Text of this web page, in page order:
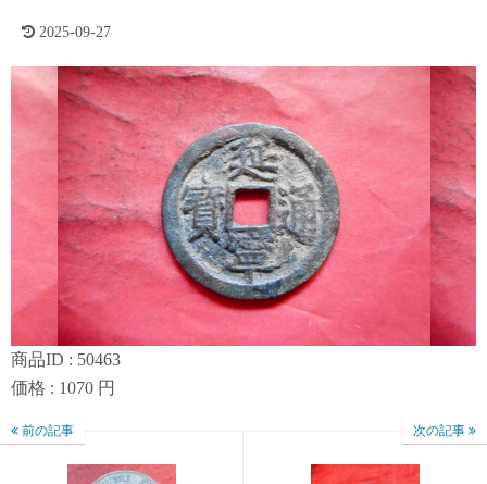
2025-09-27
商品ID : 50463
価格 : 1070 円
前の記事 次の記事